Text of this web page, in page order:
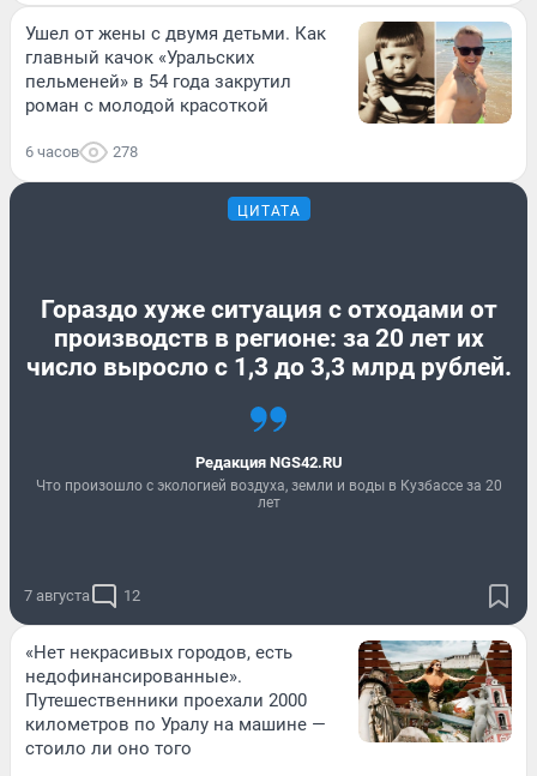
Ушел от жены с двумя детьми. Как
главный качок «Уральских
пельменей» в 54 года закрутил
роман с молодой красоткой
6 часов 278
ЦИТАТА
Гораздо хуже ситуация с отходами от
производств в регионе: за 20 лет их
число выросло с 1,3 до 3,3 млрд рублей.
Редакция NGS42.RU
Что произошло с экологией воздуха, земли и воды в Кузбассе за 20
лет
7 августа 12
«Нет некрасивых городов, есть
недофинансированные».
Путешественники проехали 2000
километров по Уралу на машине —
стоило ли оно того